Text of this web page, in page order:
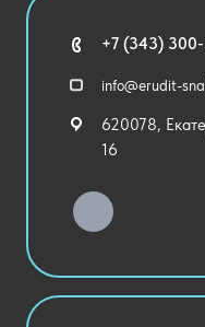
Технические
Спортивный зал
Уличное
Хозяйственные
Столовая и
+7 (343) 300-
info@erudit-
620078,
16